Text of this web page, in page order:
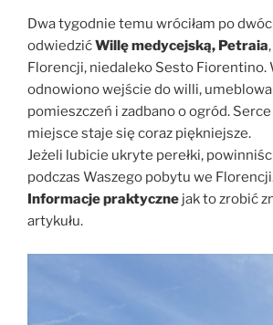
Dwa tygodnie temu wróciłam po
odwiedzićWillę medycejską, Petraia
Florencji, niedaleko Sesto Fiorentino.
odnowiono wejście do willi,
pomieszczeń i zadbano o ogród.
miejsce staje się coraz piękniejsze.
Jeżeli lubicie ukryte perełki,
podczas Waszego pobytu we
Informacje praktyczne jak to zrobić
artykułu.